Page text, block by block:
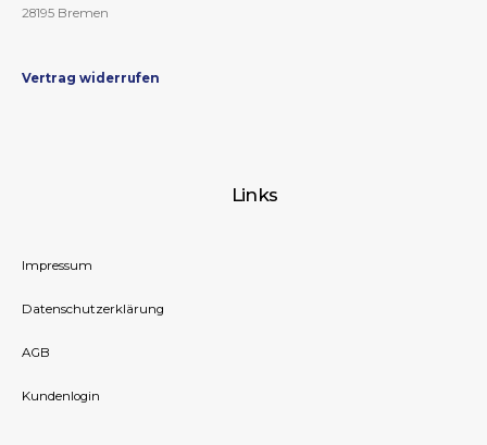
28195 Bremen
Vertrag widerrufen
Links
Impressum
Datenschutzerklärung
AGB
Kundenlogin